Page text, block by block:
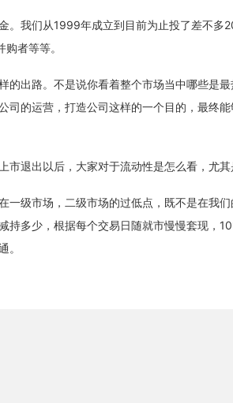
。我们从1999年成立到目前为止投了差不
者等等。
的出路。不是说你看着整个市场当中哪些是
司的运营，打造公司这样的一个目的，最终
市退出以后，大家对于流动性是怎么看，尤
一级市场，二级市场的过低点，既不是在我
持多少，根据每个交易日随就市慢慢套现，
。